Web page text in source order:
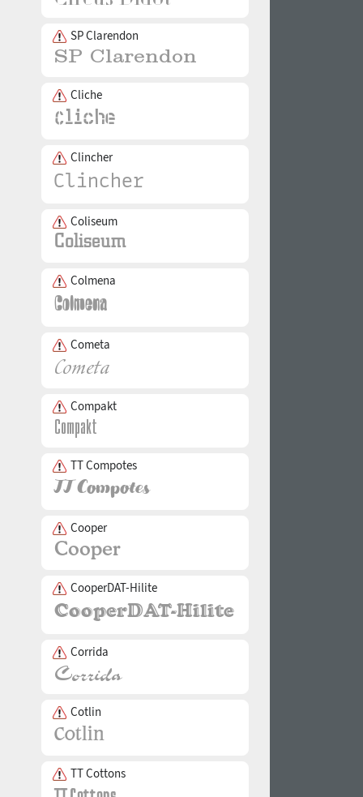
SP Clarendon
Cliche
Clincher
Coliseum
Colmena
Cometa
Compakt
TT Compotes
Cooper
CooperDAT-Hilite
Corrida
Cotlin
TT Cottons